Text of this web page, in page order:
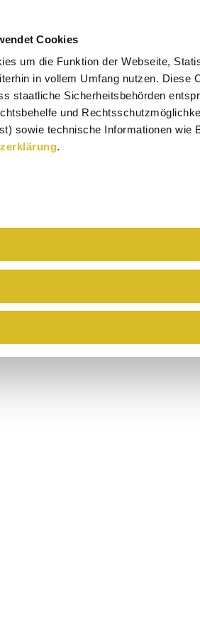
Cookies
um die Funktion der Webseite,
in vollem Umfang nutzen.
staatliche Sicherheitsbehörden
und
sowie technische Informationen wie
.